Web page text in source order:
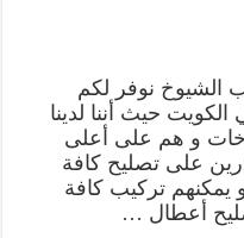
الشيوخ نوفر لكم
حيث أننا لدينا
و هم على أعلى
على تصليح كافة
يمكنهم تركيب كافة
أعطال …